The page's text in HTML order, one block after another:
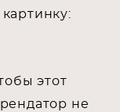
этот
не